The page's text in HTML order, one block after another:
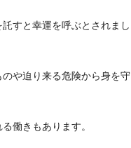
すと幸運を呼ぶとされまし
や迫り来る危険から身を守
働きもあります。